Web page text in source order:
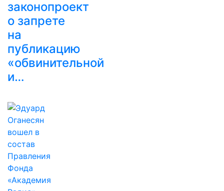
законопроект
о запрете
на
публикацию
«обвинительной
и…